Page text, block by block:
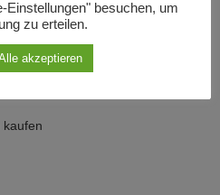
Einstellungen" besuchen, um
zu erteilen.
akzeptieren